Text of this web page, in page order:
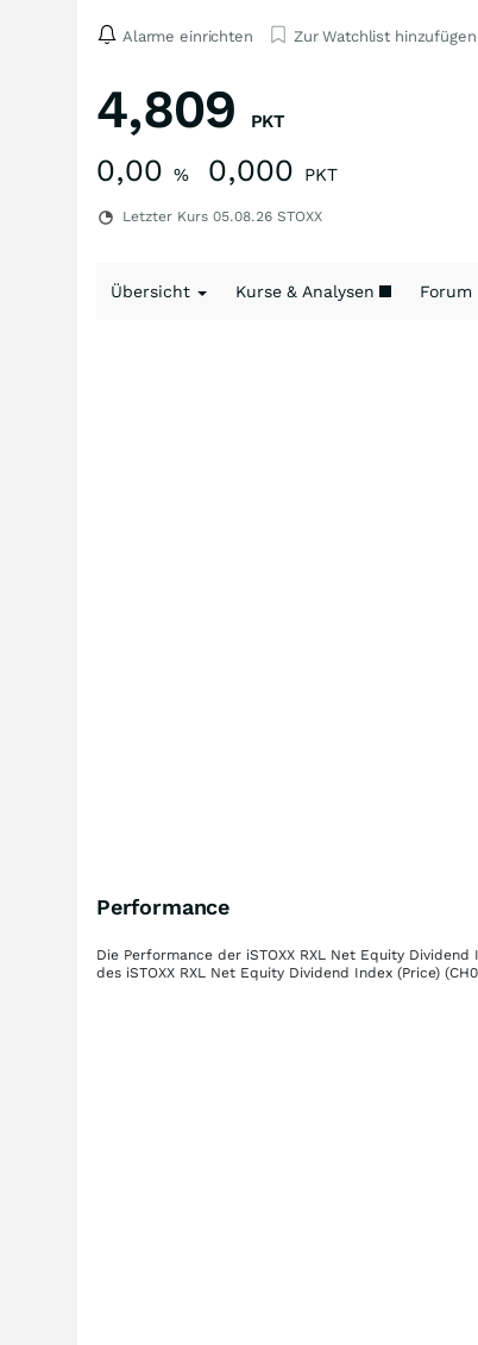
Alarme einrichten Zur Watchlist hinzufügen
4,809 PKT
0,00 % 0,000 PKT
Letzter Kurs 05.08.26 STOXX
Übersicht Kurse & Analysen Forum
Performance
Die Performance der iSTOXX RXL Net Equity Dividend
des iSTOXX RXL Net Equity Dividend Index (Price)